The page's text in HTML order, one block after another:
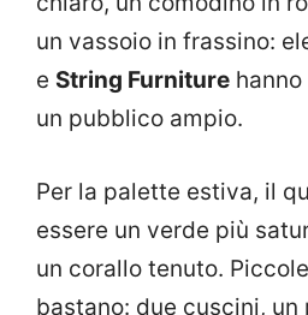
un vassoio in frassino:
e String Furniture
un pubblico ampio.
Per la palette estiva, il
essere un verde più
un corallo tenuto.
bastano: due cuscini,